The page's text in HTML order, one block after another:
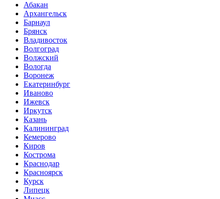
Абакан
Архангельск
Барнаул
Брянск
Владивосток
Волгоград
Волжский
Вологда
Воронеж
Екатеринбург
Иваново
Ижевск
Иркутск
Казань
Калининград
Кемерово
Киров
Кострома
Краснодар
Красноярск
Курск
Липецк